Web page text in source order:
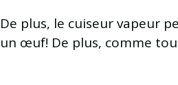
De plus, le cuiseur vapeur
un œuf! De plus, comme